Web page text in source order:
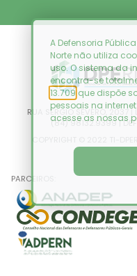
RUA SÉRGIO SEVERO,
(84) 98132.9399 |
PARCEIROS:
A Defensoria
Norte não utiliza
uso. O sistema da
encontra-se
13.709 que dispõe
pessoais na
acesse as nossas